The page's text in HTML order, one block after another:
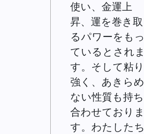
使い、金運上
昇、運を巻き取
るパワーをもっ
ているとされま
す。そして粘り
強く、あきらめ
ない性質も持ち
合わせておりま
す。わたしたち